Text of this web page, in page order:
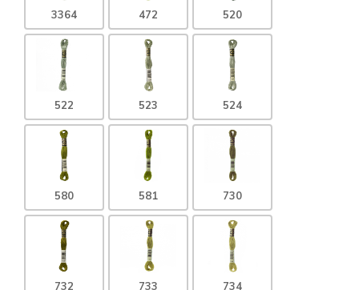
3364 472 520
522 523 524
580 581 730
732 733 734